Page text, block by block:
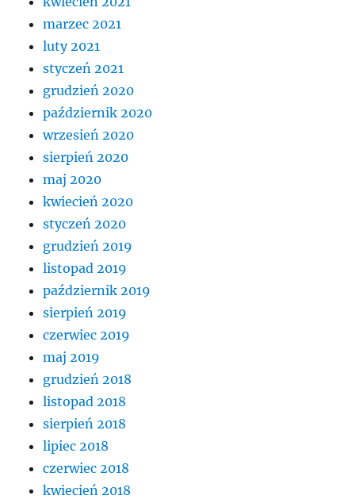
marzec 2021
luty 2021
styczeń 2021
grudzień 2020
październik 2020
wrzesień 2020
sierpień 2020
maj 2020
kwiecień 2020
styczeń 2020
grudzień 2019
listopad 2019
październik 2019
sierpień 2019
czerwiec 2019
maj 2019
grudzień 2018
listopad 2018
sierpień 2018
lipiec 2018
czerwiec 2018
kwiecień 2018